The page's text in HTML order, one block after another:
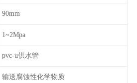
90mm
1~2Mpa
pvc-u供水管
输送腐蚀性化学物质